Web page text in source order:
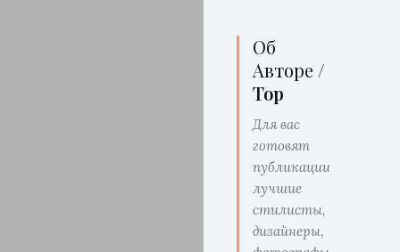
Об
Авторе /
Top
Для вас
готовят
публикации
лучшие
стилисты,
дизайнеры,